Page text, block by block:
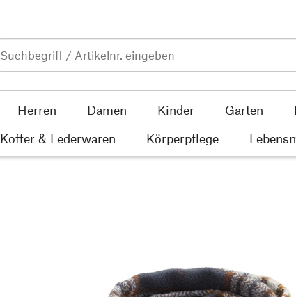
Herren Damen Kinder Garten
Koffer & Lederwaren Körperpflege